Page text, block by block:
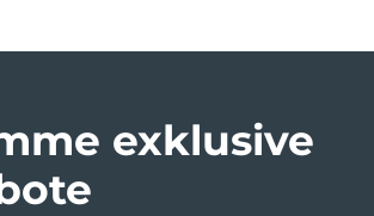
exklusive